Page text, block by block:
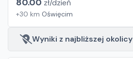
80.00 zł/dzień
+30 km Oświęcim
Wyniki z najbliższej okolicy